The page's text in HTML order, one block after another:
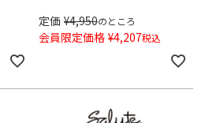
定価 ¥4,950のところ
会員限定価格 ¥4,207税込